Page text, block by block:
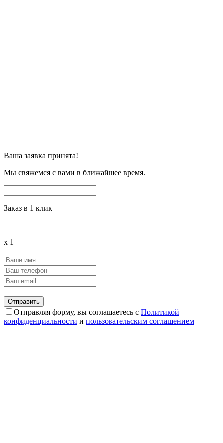
Ваша заявка принята!
Мы свяжемся с вами в ближайшее время.
Заказ в 1 клик
x 1
Отправляя форму, вы соглашаетесь с Политикой
конфиденциальности и пользовательским соглашением